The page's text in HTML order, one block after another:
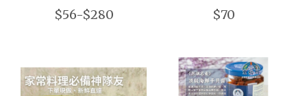
$56-$280 $70